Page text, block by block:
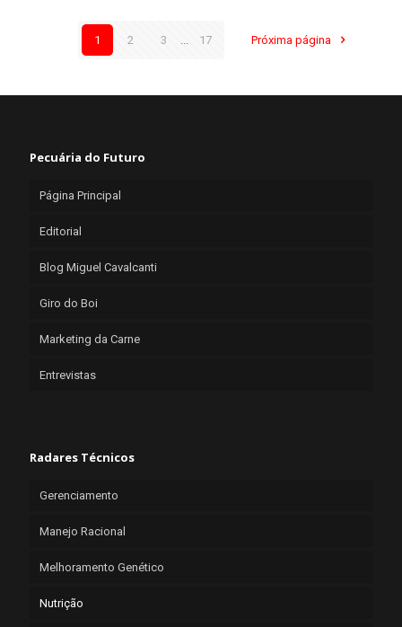
1 2 3 17 Próxima página
Pecuária do Futuro
Página Principal
Editorial
Blog Miguel Cavalcanti
Giro do Boi
Marketing da Carne
Entrevistas
Radares Técnicos
Gerenciamento
Manejo Racional
Melhoramento Genético
Nutrição